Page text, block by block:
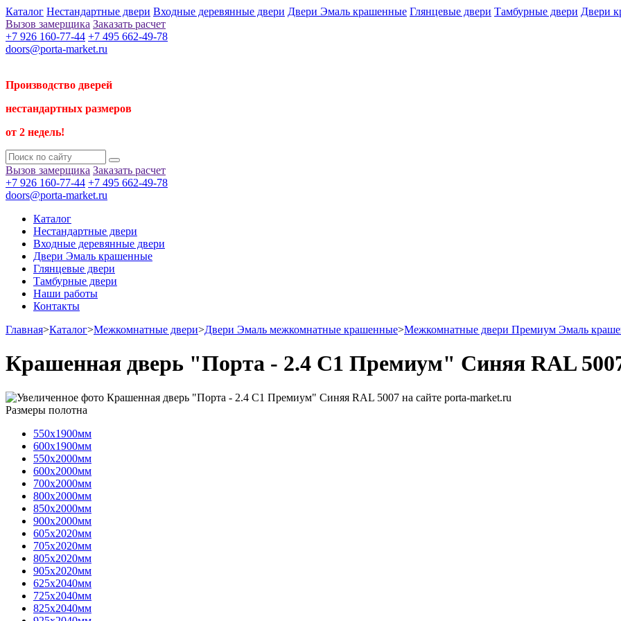
Каталог Нестандартные двери Входные деревянные двери Двери Эмаль крашенные Глянцевые двери Тамбурные двери Двери
Вызов замерщика Заказать расчет
+7 926 160-77-44 +7 495 662-49-78
doors@porta-market.ru
Производство дверей
нестандартных размеров
от 2 недель!
Вызов замерщика Заказать расчет
+7 926 160-77-44 +7 495 662-49-78
doors@porta-market.ru
Каталог
Нестандартные двери
Входные деревянные двери
Двери Эмаль крашенные
Глянцевые двери
Тамбурные двери
Наши работы
Контакты
Главная>Каталог>Межкомнатные двери>Двери Эмаль межкомнатные крашенные>Межкомнатные двери Премиум Эмаль
Крашенная дверь "Порта - 2.4 С1 Премиум" Синяя RAL
Размеры полотна
550х1900мм
600х1900мм
550х2000мм
600х2000мм
700х2000мм
800х2000мм
850х2000мм
900х2000мм
605х2020мм
705х2020мм
805х2020мм
905х2020мм
625х2040мм
725х2040мм
825х2040мм